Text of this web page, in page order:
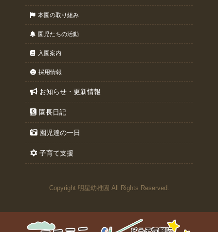
本園の取り組み
園児たちの活動
入園案内
採用情報
お知らせ・更新情報
園長日記
園児達の一日
子育て支援
Copyright 明星幼稚園 All Rights Reserved.